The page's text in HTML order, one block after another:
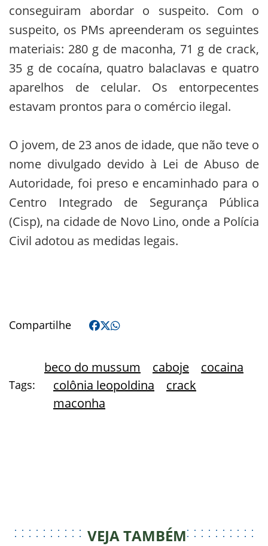
conseguiram abordar o suspeito. Com o
suspeito, os PMs apreenderam os seguintes
materiais: 280 g de maconha, 71 g de crack,
35 g de cocaína, quatro balaclavas e quatro
aparelhos de celular. Os entorpecentes
estavam prontos para o comércio ilegal.
O jovem, de 23 anos de idade, que não teve o
nome divulgado devido à Lei de Abuso de
Autoridade, foi preso e encaminhado para o
Centro Integrado de Segurança Pública
(Cisp), na cidade de Novo Lino, onde a Polícia
Civil adotou as medidas legais.
Compartilhe
Tags:
beco do mussum caboje
cocaina
colônia leopoldina
crack
maconha
VEJA TAMBÉM